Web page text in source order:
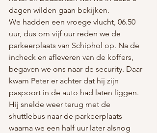
dagen wilden gaan bekijken.
We hadden een vroege vlucht, 06.50
uur, dus om vijf uur reden we de
parkeerplaats van Schiphol op. Na de
incheck en afleveren van de koffers,
begaven we ons naar de security. Daar
kwam Peter er achter dat hij zijn
paspoort in de auto had laten liggen.
Hij snelde weer terug met de
shuttlebus naar de parkeerplaats
waarna we een half uur later alsnog